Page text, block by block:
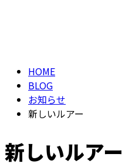
HOME
BLOG
お知らせ
新しいルアー
新しいルアー